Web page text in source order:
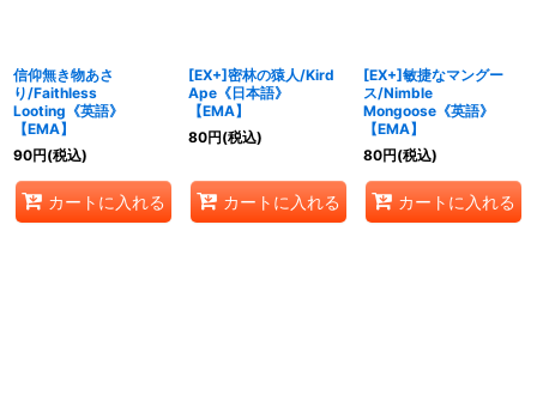
信仰無き物あさ
り/Faithless
Looting《英語》
【EMA】
90円(税込)
カートに入れる
[EX+]密林の猿人/Kird
Ape《日本語》
【EMA】
80円(税込)
カートに入れる
[EX+]敏捷なマングー
ス/Nimble
Mongoose《英語》
【EMA】
80円(税込)
カートに入れる